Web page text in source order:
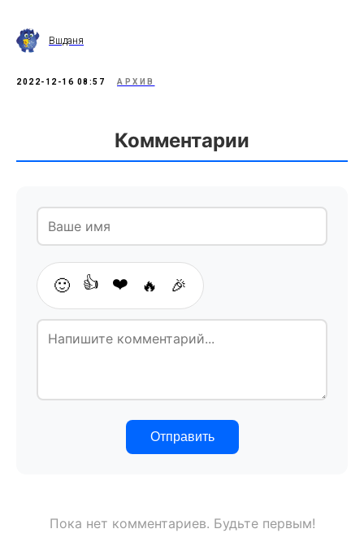
Вшданя
2022-12-16 08:57 АРХИВ
Комментарии
🙂 👍 ❤️ 🔥 🎉
Отправить
Пока нет комментариев. Будьте первым!